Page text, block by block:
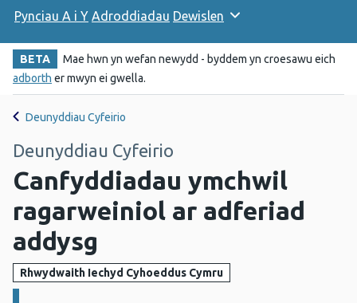
Pynciau A i Y Adroddiadau Dewislen
BETA
Mae hwn yn wefan newydd - byddem yn croesawu eich
adborth er mwyn ei gwella.
Deunyddiau Cyfeirio
Deunyddiau Cyfeirio
Canfyddiadau ymchwil
ragarweiniol ar adferiad
addysg
Rhwydwaith Iechyd Cyhoeddus Cymru